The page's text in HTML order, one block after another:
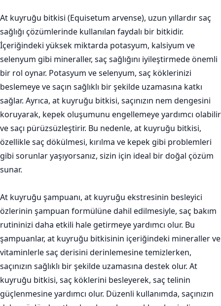
At kuyruğu bitkisi (Equisetum arvense), uzun yıllardır saç
sağlığı çözümlerinde kullanılan faydalı bir bitkidir.
İçeriğindeki yüksek miktarda potasyum, kalsiyum ve
selenyum gibi mineraller, saç sağlığını iyileştirmede önemli
bir rol oynar. Potasyum ve selenyum, saç köklerinizi
beslemeye ve saçın sağlıklı bir şekilde uzamasına katkı
sağlar. Ayrıca, at kuyruğu bitkisi, saçınızın nem dengesini
koruyarak, kepek oluşumunu engellemeye yardımcı olabilir
ve saçı pürüzsüzleştirir. Bu nedenle, at kuyruğu bitkisi,
özellikle saç dökülmesi, kırılma ve kepek gibi problemleri
gibi sorunlar yaşıyorsanız, sizin için ideal bir doğal çözüm
sunar.
At kuyruğu şampuanı, at kuyruğu ekstresinin besleyici
özlerinin şampuan formülüne dahil edilmesiyle, saç bakım
rutininizi daha etkili hale getirmeye yardımcı olur. Bu
şampuanlar, at kuyruğu bitkisinin içeriğindeki mineraller ve
vitaminlerle saç derisini derinlemesine temizlerken,
saçınızın sağlıklı bir şekilde uzamasına destek olur. At
kuyruğu bitkisi, saç köklerini besleyerek, saç telinin
güçlenmesine yardımcı olur. Düzenli kullanımda, saçınızın